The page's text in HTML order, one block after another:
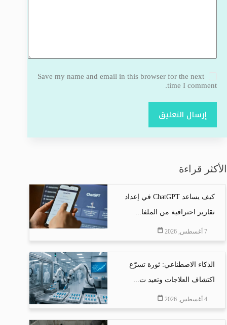
Save my name and email in this browser for the next
time I comment.
إرسال التعليق
الأكثر قراءة
كيف يساعد ChatGPT في إعداد
تقارير احترافية من الملفا...
7 أغسطس, 2026
الذكاء الاصطناعي: ثورة تسرّع
اكتشاف العلاجات وتعيد ت...
4 أغسطس, 2026